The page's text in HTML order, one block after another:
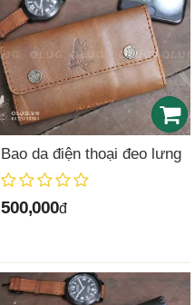
Bao da điện thoại đeo lưng
500,000đ